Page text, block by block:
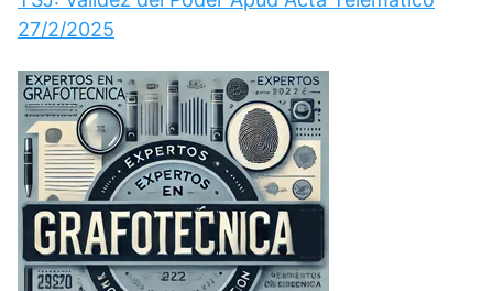
27/2/2025